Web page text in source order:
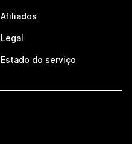
Afiliados
Legal
Estado do serviço